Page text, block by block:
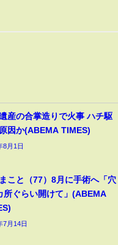
産の合掌造りで火事 ハチ駆
因か(ABEMA TIMES)
8月1日
こと（77）8月に手術へ「穴
所ぐらい開けて」(ABEMA
7月14日